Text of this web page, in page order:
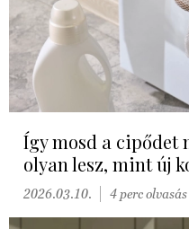
Így mosd a cipődet
olyan lesz, mint új
2026.03.10. 4 perc olvasás